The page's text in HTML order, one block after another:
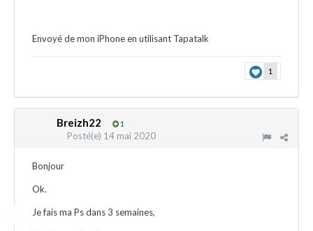
Envoyé de mon iPhone en utilisant Tapatalk
1
Breizh22 1
Posté(e) 14 mai 2020
Bonjour
Ok.
Je fais ma Ps dans 3 semaines,